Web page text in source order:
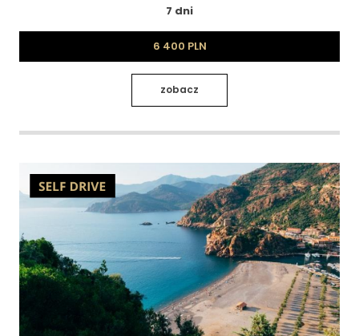
7 dni
6 400 PLN
zobacz